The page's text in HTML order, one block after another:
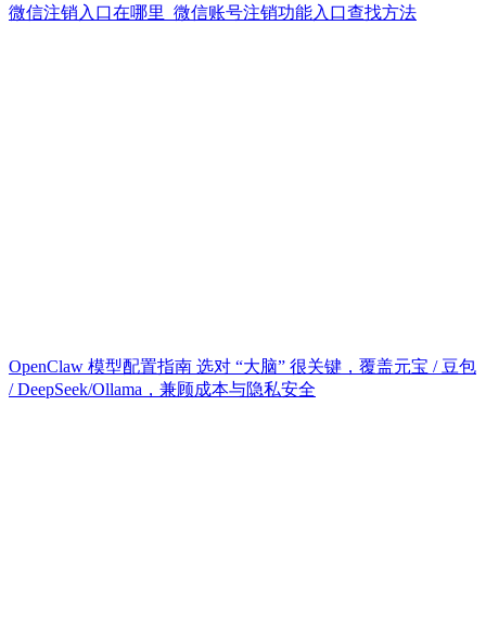
微信注销入口在哪里_微信账号注销功能入口查找方法
OpenClaw 模型配置指南 选对 “大脑” 很关键，覆盖元宝 / 豆包
/ DeepSeek/Ollama，兼顾成本与隐私安全